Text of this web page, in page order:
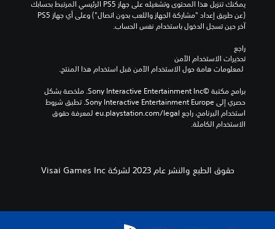
آخر حين تسجل الدخول باستخدام نفس الحساب.
راجع
تحذيرات الاستخدام الآمن
الاستخدام الكاملة.
حقوق الطبع والنشر عام 2023 لشركة Visai Games Inc